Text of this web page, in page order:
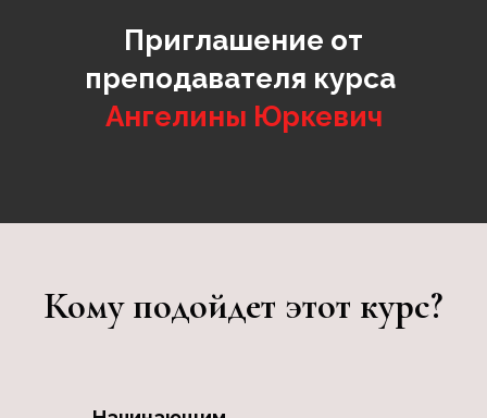
Приглашение от
преподавателя курса
Ангелины Юркевич
Кому подойдет этот курс?